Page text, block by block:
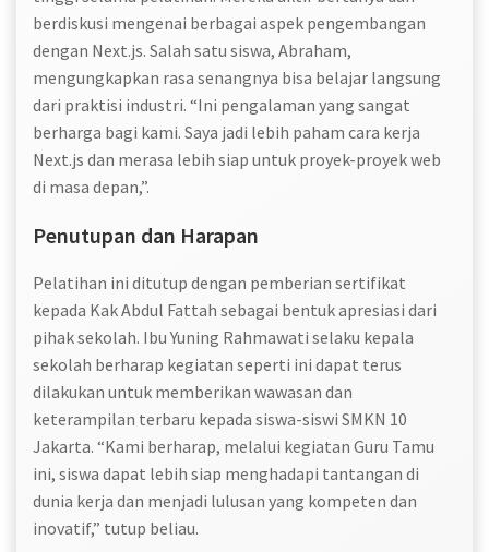
berdiskusi mengenai berbagai aspek pengembangan
dengan Next.js. Salah satu siswa, Abraham,
mengungkapkan rasa senangnya bisa belajar langsung
dari praktisi industri. “Ini pengalaman yang sangat
berharga bagi kami. Saya jadi lebih paham cara kerja
Next.js dan merasa lebih siap untuk proyek-proyek web
di masa depan,”.
Penutupan dan Harapan
Pelatihan ini ditutup dengan pemberian sertifikat
kepada Kak Abdul Fattah sebagai bentuk apresiasi dari
pihak sekolah. Ibu Yuning Rahmawati selaku kepala
sekolah berharap kegiatan seperti ini dapat terus
dilakukan untuk memberikan wawasan dan
keterampilan terbaru kepada siswa-siswi SMKN 10
Jakarta. “Kami berharap, melalui kegiatan Guru Tamu
ini, siswa dapat lebih siap menghadapi tantangan di
dunia kerja dan menjadi lulusan yang kompeten dan
inovatif,” tutup beliau.